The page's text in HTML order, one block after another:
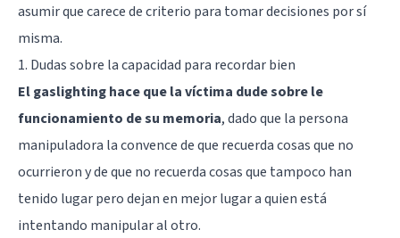
asumir que carece de criterio para tomar decisiones por sí
misma.
1. Dudas sobre la capacidad para recordar bien
El gaslighting hace que la víctima dude sobre le
funcionamiento de su memoria, dado que la persona
manipuladora la convence de que recuerda cosas que no
ocurrieron y de que no recuerda cosas que tampoco han
tenido lugar pero dejan en mejor lugar a quien está
intentando manipular al otro.